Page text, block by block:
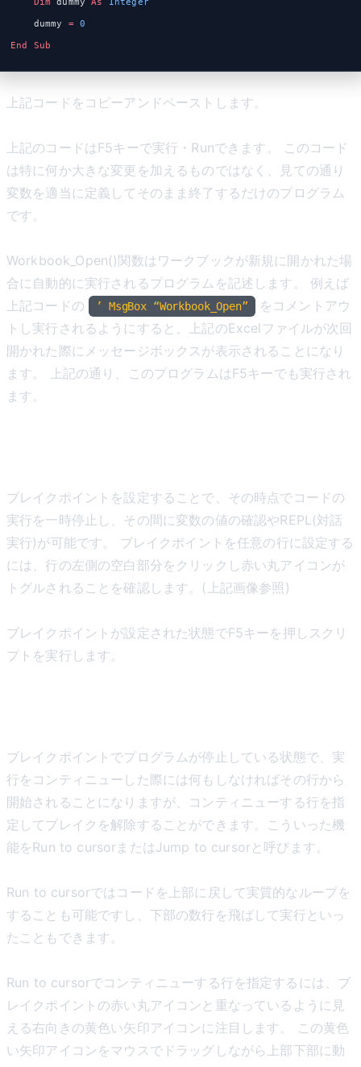
    dummy
= 0
End Sub
上記コードをコピーアンドペーストします。
上記のコードはF5キーで実行・Runできます。 このコード
は特に何か大きな変更を加えるものではなく、見ての通り
変数を適当に定義してそのまま終了するだけのプログラム
です。
Workbook_Open()関数はワークブックが新規に開かれた場
合に自動的に実行されるプログラムを記述します。 例えば
上記コードの
’ MsgBox “Workbook_Open”
をコメントアウ
トし実行されるようにすると、上記のExcelファイルが次回
開かれた際にメッセージボックスが表示されることになり
ます。 上記の通り、このプログラムはF5キーでも実行され
ます。
ブレイクポイントを設定することで、その時点でコードの
実行を一時停止し、その間に変数の値の確認やREPL(対話
実行)が可能です。 ブレイクポイントを任意の行に設定する
には、行の左側の空白部分をクリックし赤い丸アイコンが
トグルされることを確認します。(上記画像参照)
ブレイクポイントが設定された状態でF5キーを押しスクリ
プトを実行します。
ブレイクポイントでプログラムが停止している状態で、実
行をコンティニューした際には何もしなければその行から
開始されることになりますが、コンティニューする行を指
定してブレイクを解除することができます。こういった機
能をRun to cursorまたはJump to cursorと呼びます。
Run to cursorではコードを上部に戻して実質的なループを
することも可能ですし、下部の数行を飛ばして実行といっ
たこともできます。
Run to cursorでコンティニューする行を指定するには、ブ
レイクポイントの赤い丸アイコンと重なっているように見
える右向きの黄色い矢印アイコンに注目します。 この黄色
い矢印アイコンをマウスでドラッグしながら上部下部に動